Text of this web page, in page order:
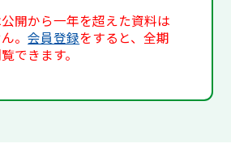
開から一年を超えた資料は
。会員登録をすると、全期
できます。